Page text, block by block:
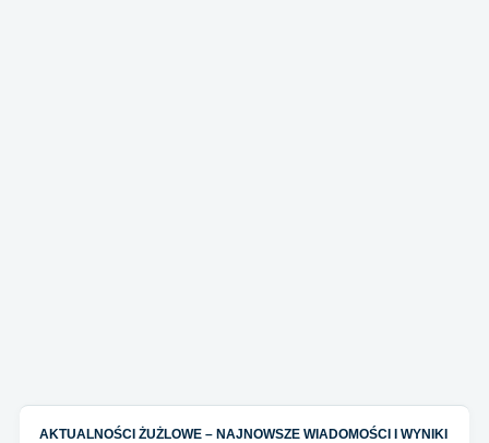
AKTUALNOŚCI ŻUŻLOWE – NAJNOWSZE WIADOMOŚCI I WYNIKI